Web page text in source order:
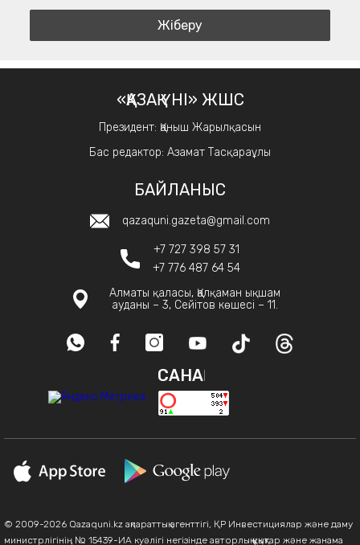
«ҚАЗАҚ ҮНІ» ЖШС
Президент: Қаныш Жарылқасын
Бас редактор: Азамат Тасқараұлы
БАЙЛАНЫС
qazaquni.gazeta@gmail.com
+7 727 398 57 31
+7 776 487 64 54
Алматы қаласы, Қалқаман ықшам
ауданы – 3, Сейітов көшесі – 11.
САНАҚ
© 2009-2026 Qazaquni.kz ақпараттық агенттігі, ҚР Инвестициялар және даму
министрлігінің № 15439-ИА куәлігі негізінде авторлық құқықтар және жанама